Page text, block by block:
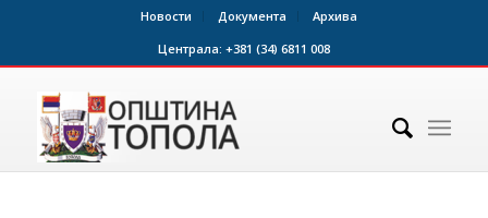
Новости Документа
Архива
Централа: +381 (34) 6811 008